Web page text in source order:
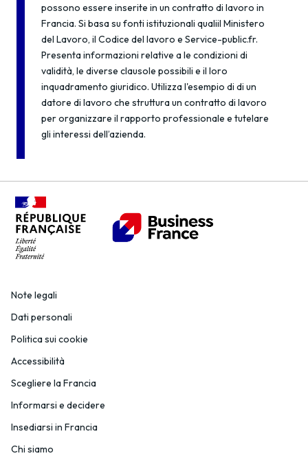
possono essere inserite in un contratto di lavoro in
Francia. Si basa su fonti istituzionali qualiil Ministero
del Lavoro, il Codice del lavoro e Service-public.fr.
Presenta informazioni relative a le condizioni di
validità, le diverse clausole possibili e il loro
inquadramento giuridico. Utilizza l'esempio di di un
datore di lavoro che struttura un contratto di lavoro
per organizzare il rapporto professionale e tutelare
gli interessi dell’azienda.
Note legali
Dati personali
Politica sui cookie
Accessibilità
Scegliere la Francia
Informarsi e decidere
Insediarsi in Francia
Chi siamo